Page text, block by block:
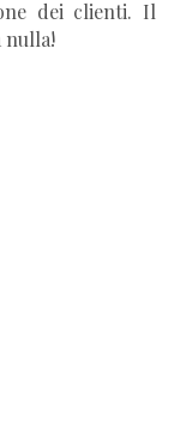
dei clienti. Il
nulla!